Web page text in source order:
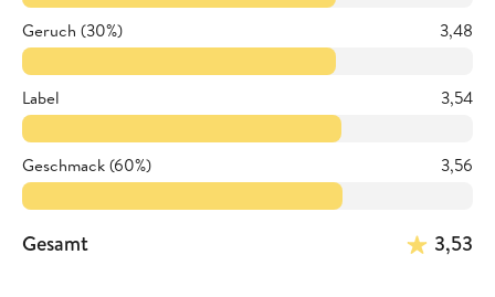
Geruch (30%) 3,48
Label 3,54
Geschmack (60%) 3,56
Gesamt 3,53